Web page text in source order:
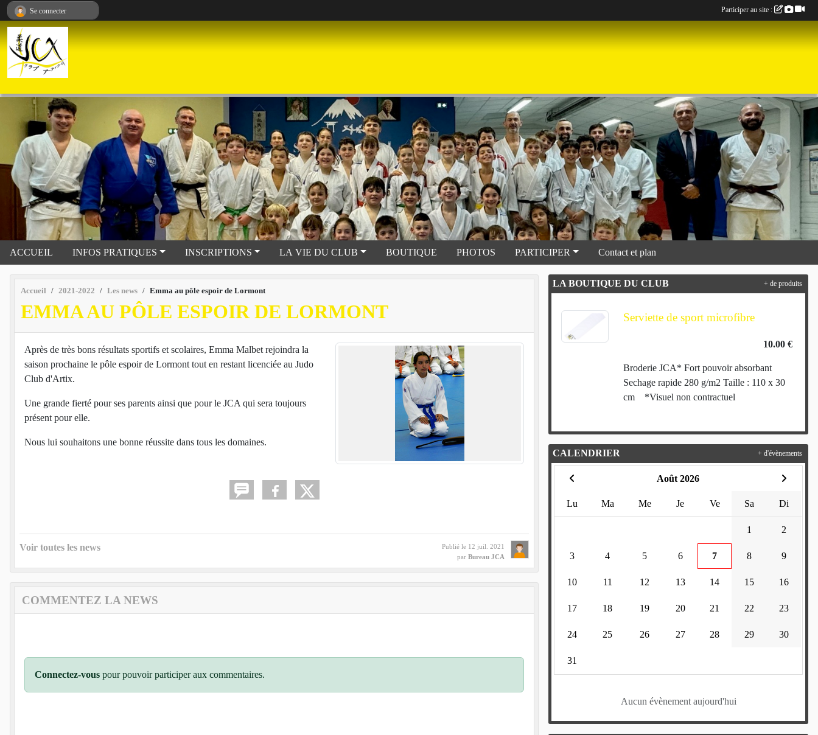
ACCUEIL INFOS PRATIQUES INSCRIPTIONS LA VIE DU CLUB BOUTIQUE PHOTOS PARTICIPER Contact et plan
Accueil 2021-2022 Les news Emma au pôle espoir de Lormont
EMMA AU PÔLE ESPOIR DE LORMONT
Après de très bons résultats sportifs et scolaires, Emma Malbet rejoindra la
saison prochaine le pôle espoir de Lormont tout en restant licenciée au Judo
Club d'Artix.
Une grande fierté pour ses parents ainsi que pour le JCA qui sera toujours
présent pour elle.
Nous lui souhaitons une bonne réussite dans tous les domaines.
Voir toutes les news Publié le 12 juil. 2021
parBureau JCA
COMMENTEZ LA NEWS
Connectez-vous pour pouvoir participer aux commentaires.
LA BOUTIQUE DU CLUB
Serviette de sport microfibre
10.00 €
Broderie JCA* Fort pouvoir absorbant
Sechage rapide 280 g/m2 Taille : 110 x 30
cm *Visuel non contractuel
+ de produits
CALENDRIER
Août 2026
Lu Ma Me Je Ve Sa Di
1 2
3 4 5 6 7 8 9
10 11 12 13 14 15 16
17 18 19 20 21 22 23
24 25 26 27 28 29 30
31
Aucun évènement aujourd'hui
+ d'évènements
Se connecter Participer au site :
Panneau de gestion des cookies